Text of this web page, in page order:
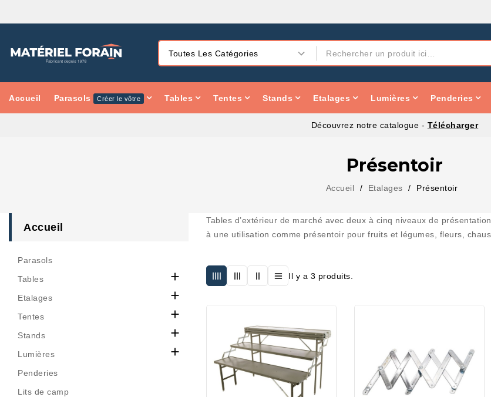
Accueil Parasols Créer le vôtre Tables Tentes Stands Etalages Lumières Penderies
Découvrez notre catalogue - Télécharger
Présentoir
Accueil Etalages Présentoir
Accueil
Parasols
Tables

Etalages 
Tentes 
Stands 
Lumières 
Penderies
Lits de camp
Tables d’extérieur de marché avec deux à cinq niveaux de
à une utilisation comme présentoir pour fruits et légumes, fleurs,
Il y a 3 produits.